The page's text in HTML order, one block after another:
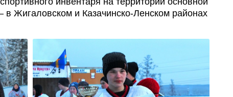
в Жигаловском и Казачинско-Ленском районах